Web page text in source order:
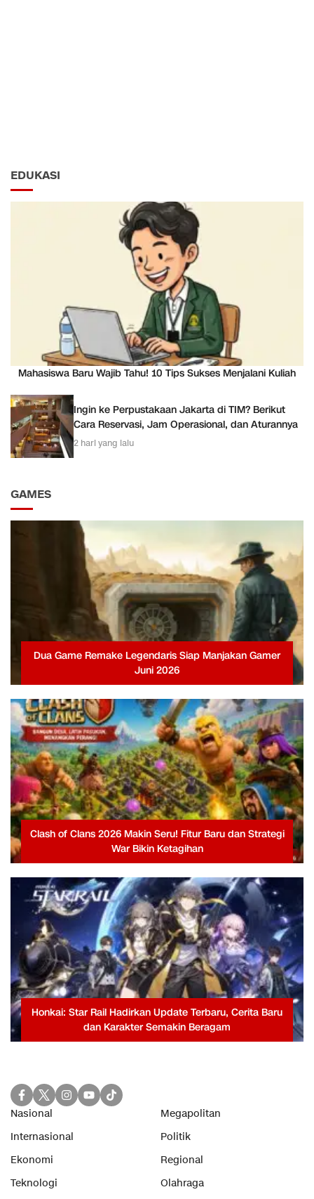
EDUKASI
Mahasiswa Baru Wajib Tahu! 10 Tips Sukses Menjalani Kuliah
Ingin ke Perpustakaan Jakarta di TIM? Berikut
Cara Reservasi, Jam Operasional, dan Aturannya
2 hari yang lalu
GAMES
Dua Game Remake Legendaris Siap Manjakan Gamer
Juni 2026
Clash of Clans 2026 Makin Seru! Fitur Baru dan Strategi
War Bikin Ketagihan
Honkai: Star Rail Hadirkan Update Terbaru, Cerita Baru
dan Karakter Semakin Beragam
Nasional
Megapolitan
Internasional
Politik
Ekonomi
Regional
Teknologi
Olahraga